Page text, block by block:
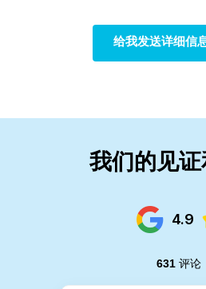
给我发送详细信
我们的见